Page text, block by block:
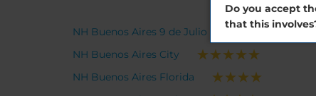
NH Buenos Aires 9 de Julio
NH Buenos Aires City
NH Buenos Aires Florida
Do you accept
that this